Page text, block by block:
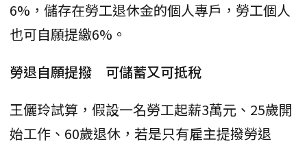
6%，儲存在勞工退休金的個人專戶，勞工個人
也可自願提繳6%。
勞退自願提撥 可儲蓄又可抵稅
王儷玲試算，假設一名勞工起薪3萬元、25歲開
始工作、60歲退休，若是只有雇主提撥勞退